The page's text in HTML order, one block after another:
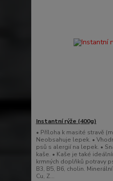
Instantní rýže (400g)
• Příloha k masité stravě
Neobsahuje lepek. •
psů s alergií na lepek. •
kaše. • Kaše je také
krmných doplňků potravy
B3, B5, B6, cholin.
Cu, Z...